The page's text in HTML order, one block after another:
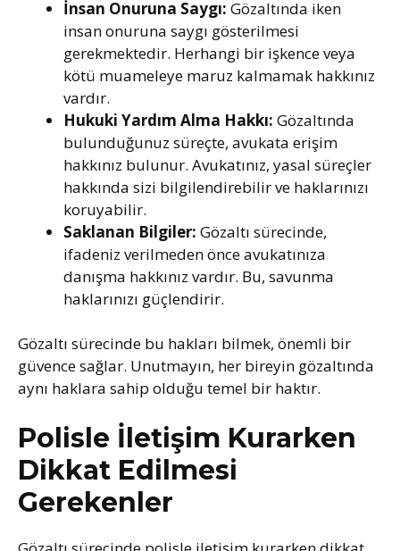
İnsan Onuruna Saygı: Gözaltında iken
insan onuruna saygı gösterilmesi
gerekmektedir. Herhangi bir işkence veya
kötü muameleye maruz kalmamak hakkınız
vardır.
Hukuki Yardım Alma Hakkı: Gözaltında
bulunduğunuz süreçte, avukata erişim
hakkınız bulunur. Avukatınız, yasal süreçler
hakkında sizi bilgilendirebilir ve haklarınızı
koruyabilir.
Saklanan Bilgiler: Gözaltı sürecinde,
ifadeniz verilmeden önce avukatınıza
danışma hakkınız vardır. Bu, savunma
haklarınızı güçlendirir.
Gözaltı sürecinde bu hakları bilmek, önemli bir
güvence sağlar. Unutmayın, her bireyin gözaltında
aynı haklara sahip olduğu temel bir haktır.
Polisle İletişim Kurarken
Dikkat Edilmesi
Gerekenler